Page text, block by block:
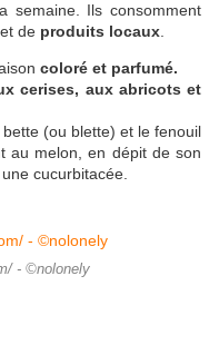
semaine. Ils consomment
et de produits locaux
coloré et parfumé.
cerises, aux abricots et
(ou blette) et le fenouil
au melon, en dépit de son
cucurbitacée.
- ©nolonely